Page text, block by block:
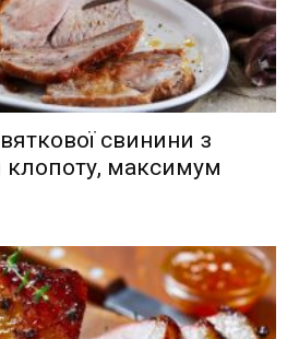
свинини з
клопоту, максимум